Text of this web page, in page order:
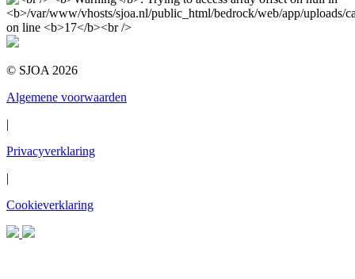
© SJOA 2026
Algemene voorwaarden
|
Privacyverklaring
|
Cookieverklaring